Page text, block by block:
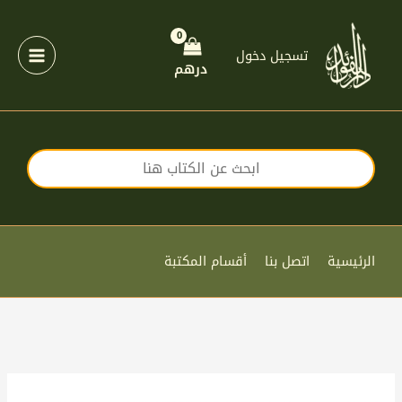
المحتوى
تسجيل دخول
درهم
الرئيسية اتصل بنا أقسام المكتبة